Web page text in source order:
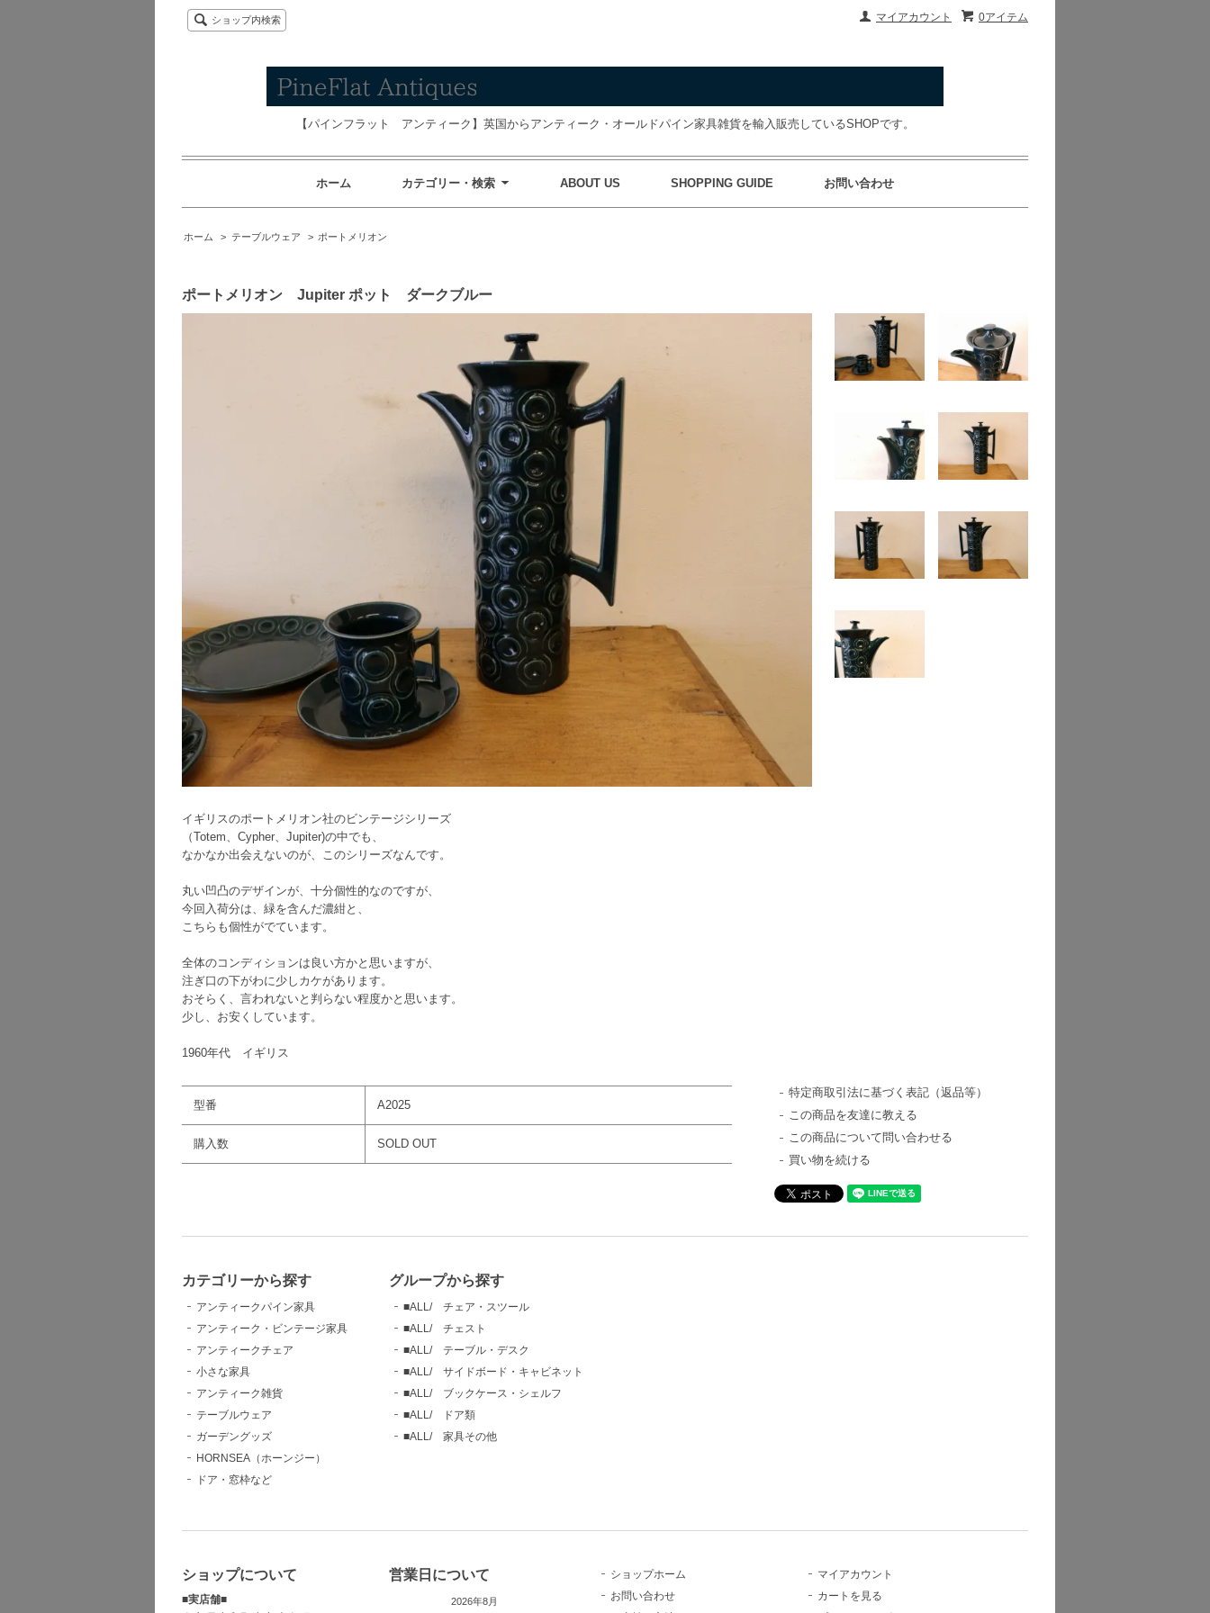
0アイテム
マイアカウント
ショップ内検索
【パインフラット アンティーク】英国からアンティーク・オールドパイン家具雑貨を輸入販売しているSHOPです。
ホーム カテゴリー・検索 ABOUT US SHOPPING GUIDE お問い合わせ
ホーム > テーブルウェア > ポートメリオン
ポートメリオン Jupiter ポット ダークブルー
イギリスのポートメリオン社のビンテージシリーズ
（Totem、Cypher、Jupiter)の中でも、
なかなか出会えないのが、このシリーズなんです。
丸い凹凸のデザインが、十分個性的なのですが、
今回入荷分は、緑を含んだ濃紺と、
こちらも個性がでています。
全体のコンディションは良い方かと思いますが、
注ぎ口の下がわに少しカケがあります。
おそらく、言われないと判らない程度かと思います。
少し、お安くしています。
1960年代 イギリス
型番 A2025
購入数 SOLD OUT
特定商取引法に基づく表記（返品等）
この商品を友達に教える
この商品について問い合わせる
買い物を続ける
カテゴリーから探す
アンティークパイン家具
アンティーク・ビンテージ家具
アンティークチェア
小さな家具
アンティーク雑貨
テーブルウェア
ガーデングッズ
HORNSEA（ホーンジー）
ドア・窓枠など
グループから探す
■ALL/ チェア・スツール
■ALL/ チェスト
■ALL/ テーブル・デスク
■ALL/ サイドボード・キャビネット
■ALL/ ブックケース・シェルフ
■ALL/ ドア類
■ALL/ 家具その他
ショップについて
■実店舗■
営業日について
2026年8月
ショップホーム
お問い合わせ
マイアカウント
カートを見る